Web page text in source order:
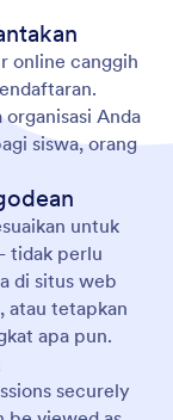
online canggih
Anda
siswa, orang
untuk
tidak perlu
di situs web
atau tetapkan
apa pun.
securely